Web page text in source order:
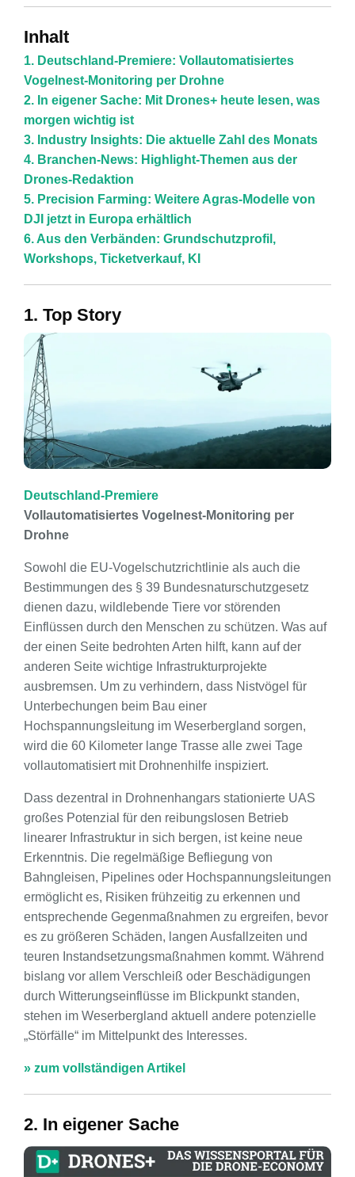
Inhalt
1. Deutschland-Premiere: Vollautomatisiertes
Vogelnest-Monitoring per Drohne
2. In eigener Sache: Mit Drones+ heute lesen, was
morgen wichtig ist
3. Industry Insights: Die aktuelle Zahl des Monats
4. Branchen-News: Highlight-Themen aus der
Drones-Redaktion
5. Precision Farming: Weitere Agras-Modelle von
DJI jetzt in Europa erhältlich
6. Aus den Verbänden: Grundschutzprofil,
Workshops, Ticketverkauf, KI
1. Top Story
Deutschland-Premiere
Vollautomatisiertes Vogelnest-Monitoring per
Drohne
Sowohl die EU-Vogelschutzrichtlinie als auch die
Bestimmungen des § 39 Bundesnaturschutzgesetz
dienen dazu, wildlebende Tiere vor störenden
Einflüssen durch den Menschen zu schützen. Was auf
der einen Seite bedrohten Arten hilft, kann auf der
anderen Seite wichtige Infrastrukturprojekte
ausbremsen. Um zu verhindern, dass Nistvögel für
Unterbechungen beim Bau einer
Hochspannungsleitung im Weserbergland sorgen,
wird die 60 Kilometer lange Trasse alle zwei Tage
vollautomatisiert mit Drohnenhilfe inspiziert.
Dass dezentral in Drohnenhangars stationierte UAS
großes Potenzial für den reibungslosen Betrieb
linearer Infrastruktur in sich bergen, ist keine neue
Erkenntnis. Die regelmäßige Befliegung von
Bahngleisen, Pipelines oder Hochspannungsleitungen
ermöglicht es, Risiken frühzeitig zu erkennen und
entsprechende Gegenmaßnahmen zu ergreifen, bevor
es zu größeren Schäden, langen Ausfallzeiten und
teuren Instandsetzungsmaßnahmen kommt. Während
bislang vor allem Verschleiß oder Beschädigungen
durch Witterungseinflüsse im Blickpunkt standen,
stehen im Weserbergland aktuell andere potenzielle
„Störfälle“ im Mittelpunkt des Interesses.
» zum vollständigen Artikel
2. In eigener Sache